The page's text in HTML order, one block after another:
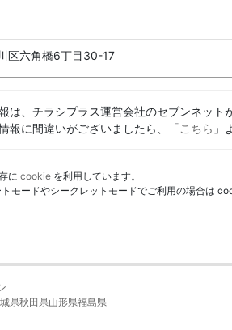
区六角橋6丁目30-17
は、チラシプラス運営会社のセブンネッ
報に間違いがございましたら、「こちら 」
に cookie を利用しています。
モードやシークレットモードでご利用の場合は
県秋田県山形県福島県